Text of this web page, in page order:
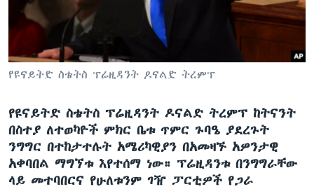
ቋንቋዎች
የዩናይትድ ስቴትስ ፕሬዚዳንት ዶናልድ ትረምፕ
የዩናይትድ ስቴትስ ፕሬዚዳንት ዶናልድ ትረምፕ ከትናንት
በስተያ ለተወካዮች ምክር ቤቱ ጥምር ጉባዔ ያደረጉት
ንግግር በተከታተሉት አሜሪካዊያን በአመዛኙ አዎንታዊ
አቀባበል ማግኘቱ እየተሰማ ነው። ፕሬዚዳንቱ በንግግራቸው
ላይ መተባበርና የሁለቱንም ገዥ ፓርቲዎች የጋራ